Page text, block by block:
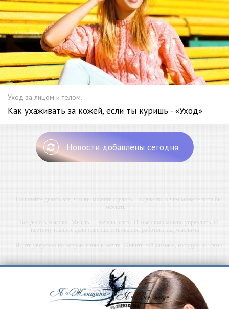
Уход за лицом и телом.
Как ухаживать за кожей, если ты куришь - «Уход»
Новости добавлены сегодня
-- Начинайте делать все, что вы можете сделать – и даже то, о чем можете хотя бы
мечтать.
-- Все дело в мыслях. Мысль — начало всего. И мыслями можно управлять. И
поэтому главное дело совершенствования: работать над мыслями.
-- Идите уверенно по направлению к мечте. Живите той жизнью, которую вы сами
-- Самое большое богатство — это ум. Самая большая нищета — глупость. Из всех
страхов самый пугающий — самолюбование.
-- Лучшее, что можно сделать с хорошим советом, это пропустить его мимо ушей. Он
никогда не бывает полезен никому, кроме того, кто его дал.